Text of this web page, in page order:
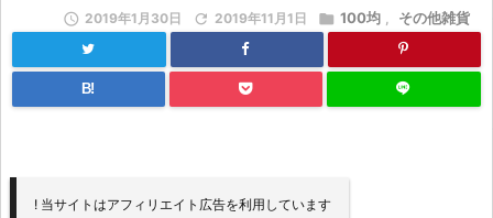
 2019年1月30日  2019年11月1日  100均 その他雑貨
B!
! 当サイトはアフィリエイト広告を利用しています